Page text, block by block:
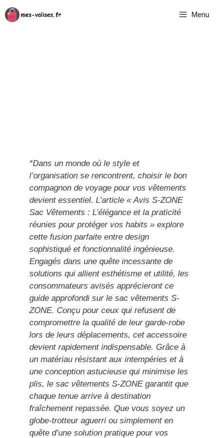
Aller
au
Menu
*Dans un monde où le style et
l’organisation se rencontrent, choisir le bon
compagnon de voyage pour vos vêtements
devient essentiel. L’article « Avis S-ZONE
Sac Vêtements : L’élégance et la praticité
réunies pour protéger vos habits » explore
cette fusion parfaite entre design
sophistiqué et fonctionnalité ingénieuse.
Engagés dans une quête incessante de
solutions qui allient esthétisme et utilité, les
consommateurs avisés apprécieront ce
guide approfondi sur le sac vêtements S-
ZONE. Conçu pour ceux qui refusent de
compromettre la qualité de leur garde-robe
lors de leurs déplacements, cet accessoire
devient rapidement indispensable. Grâce à
un matériau résistant aux intempéries et à
une conception astucieuse qui minimise les
plis, le sac vêtements S-ZONE garantit que
chaque tenue arrive à destination
fraîchement repassée. Que vous soyez un
globe-trotteur aguerri ou simplement en
quête d’une solution pratique pour vos